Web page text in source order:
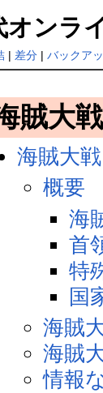
オンラ
| 差分| バックア
賊大戦
海賊大戦
概要
海
首
特
国
海賊
海賊
情報